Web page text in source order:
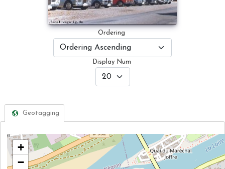
Ordering
Display Num
Geotagging
+
−